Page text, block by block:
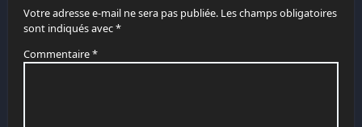
Votre adresse e-mail ne sera pas publiée. Les champs obligatoires
sont indiqués avec*
Commentaire*